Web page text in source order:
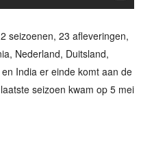
seizoenen, 23 afleveringen,
Nederland, Duitsland,
India er einde komt aan de
seizoen kwam op 5 mei